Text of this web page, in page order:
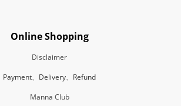
Online Shopping
Disclaimer
Payment、Delivery、Refund
Manna Club